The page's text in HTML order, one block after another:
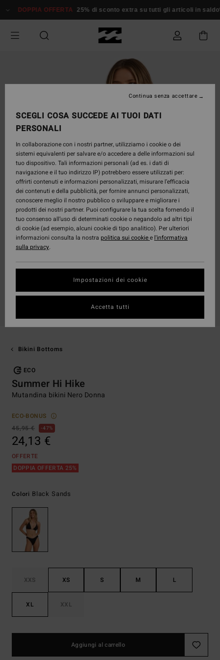
alle
prodotto
DOPPIA OFFERTA 25% di sconto extra su tutti gli articoli in saldo*
Bikini Bottoms
ECO
Summer Hi Hike
Mutandina bikini Nero Donna
ECO-BONUS
45,95 €
47%
24,13 €
OFFERTE
DOPPIA OFFERTA 25%
Colori Black Sands
XXS XS S M L
XL XXL
Aggiungi al carrello
SCEGLI COSA SUCCEDE AI TUOI DATI
PERSONALI
In collaborazione con i nostri partner, utilizziamo i cookie o dei
sistemi equivalenti per salvare e/o accedere a delle informazioni sul
tuo dispositivo. Tali informazioni personali (ad es. i dati di
navigazione e il tuo indirizzo IP) potrebbero essere utilizzati per:
offrirti contenuti e informazioni personalizzati, misurare l’efficacia
dei contenuti e della pubblicità, per fornire annunci personalizzati,
conoscere meglio il nostro pubblico o sviluppare e migliorare i
prodotti dei nostri partner. Puoi configurare la tua scelta fornendo il
tuo consenso all’uso di determinati cookie o negandolo ad altri tipi
di cookie (ad esempio, alcuni cookie di tipo analitico). Per ulteriori
informazioni consulta la nostra politica sui cookiee l'informativa
sulla privacy.
Impostazioni dei cookie
Continua senza accettare
Accetta tutti